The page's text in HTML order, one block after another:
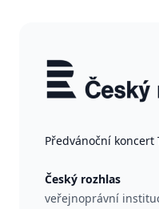
Předvánoční
Český rozhlas
veřejnoprávní